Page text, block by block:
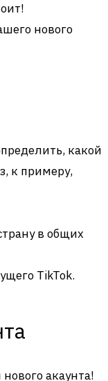
нового
какой
к примеру,
в общих
TikTok.
акаунта!